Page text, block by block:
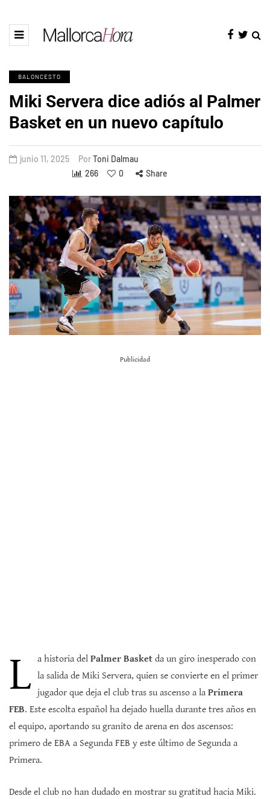
BALONCESTO
Miki Servera dice adiós al Palmer
Basket en un nuevo capítulo
junio 11, 2025 PorToni Dalmau
266
0 Share
Publicidad
L a historia del Palmer Basket da un giro inesperado con
la salida de Miki Servera, quien se convierte en el primer
jugador que deja el club tras su ascenso a la Primera
FEB. Este escolta español ha dejado huella durante tres años en
el equipo, aportando su granito de arena en dos ascensos:
primero de EBA a Segunda FEB y este último de Segunda a
Primera.
Desde el club no han dudado en mostrar su gratitud hacia Miki.